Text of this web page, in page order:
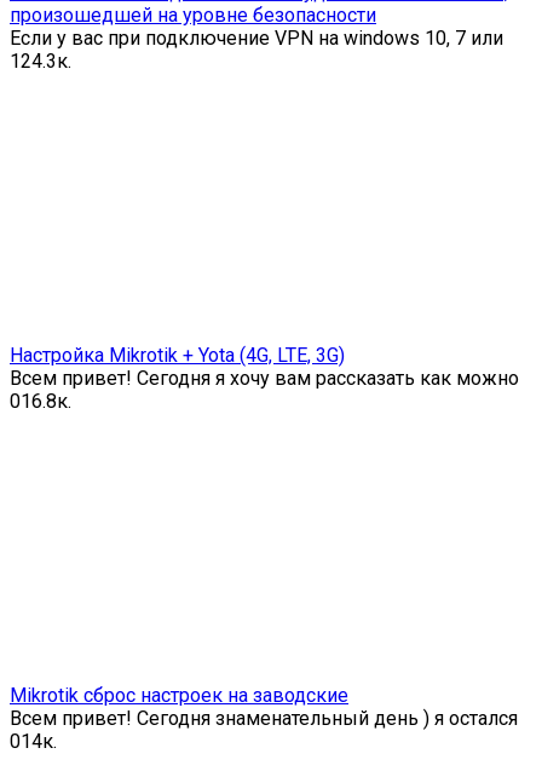
произошедшей на уровне безопасности
Если у вас при подключение VPN на windows 10, 7 или
124.3к.
Настройка Mikrotik + Yota (4G, LTE, 3G)
Всем привет! Сегодня я хочу вам рассказать как можно
016.8к.
Mikrotik сброс настроек на заводские
Всем привет! Сегодня знаменательный день ) я остался
014к.